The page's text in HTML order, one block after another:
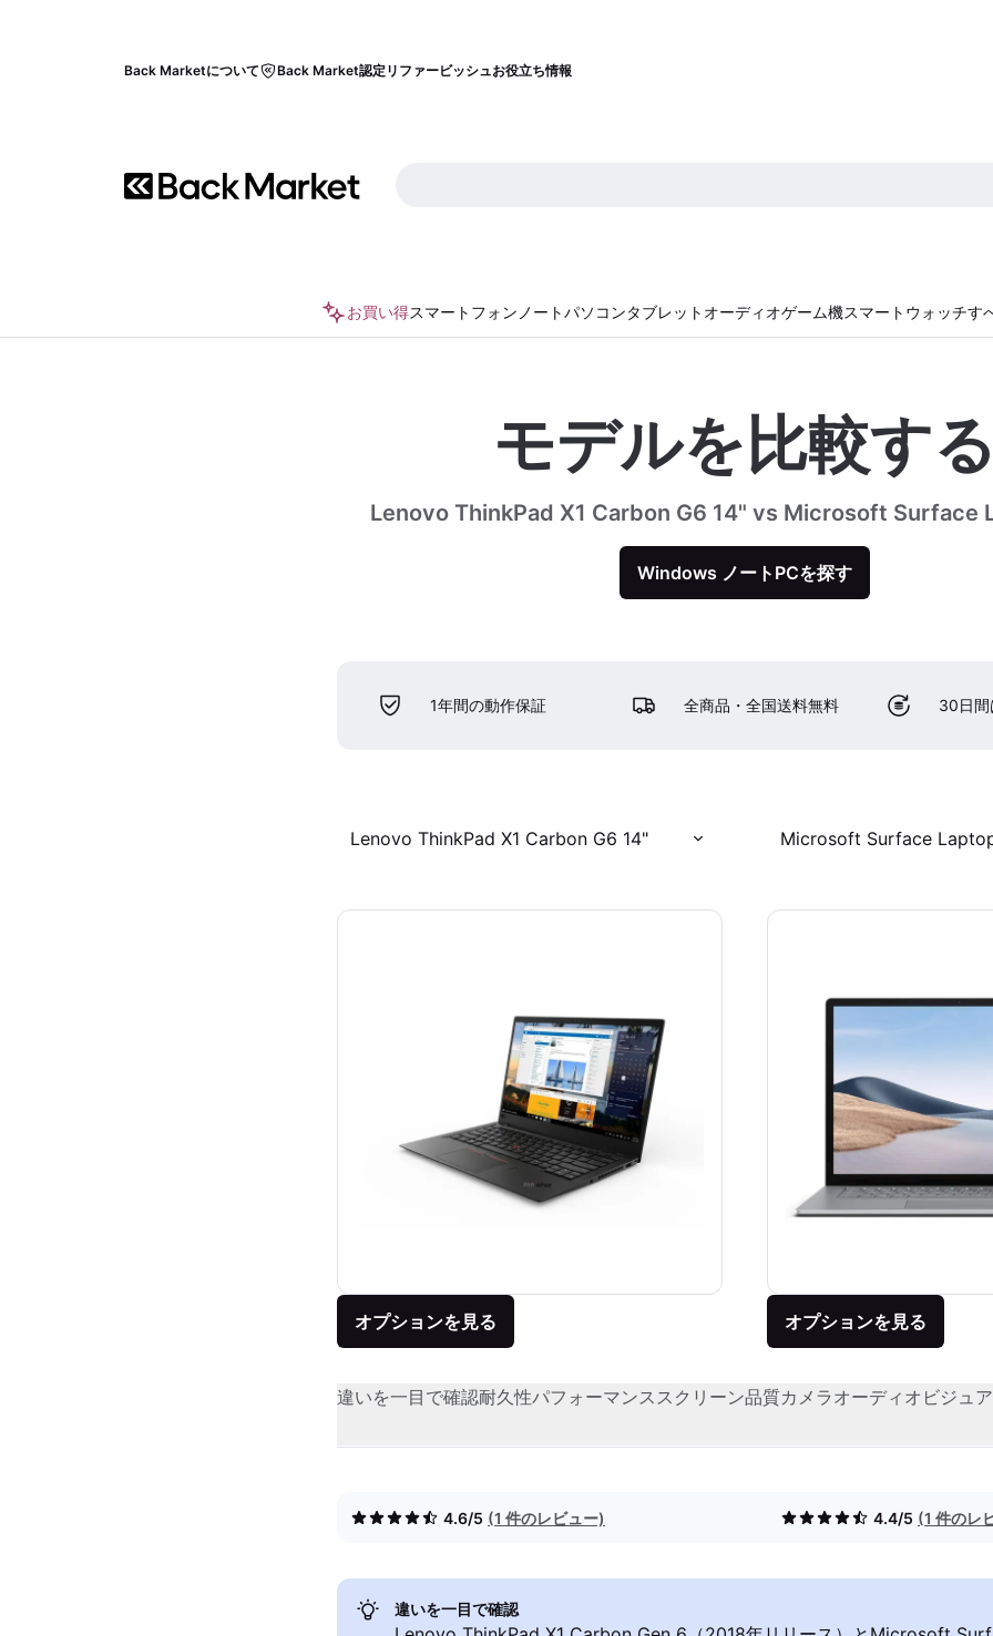
Back Marketについて Back Market認定リファービッシュお役立ち情報
お買い得スマートフォン ノートパソコンタブレット オーディオゲーム機スマートウォッチす
モデルを比較する
Lenovo ThinkPad X1 Carbon G6 14" vs Microsoft Surface
Windows ノートPCを探す
1年間の動作保証 全商品・全国送料無料 30日間
Lenovo ThinkPad X1 Carbon G6 14" Microsoft Surface
オプションを見る オプションを見る
違いを一目で確認耐久性パフォーマンススクリーン品質カメラオーディオビジュ
4.6/5 (1 件のレビュー) 4.4/5 (1 件のレ
違いを一目で確認